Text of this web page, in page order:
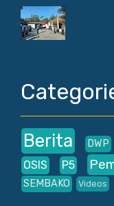
Berita DWP
OSIS
P5
SEMBAKO
Videos